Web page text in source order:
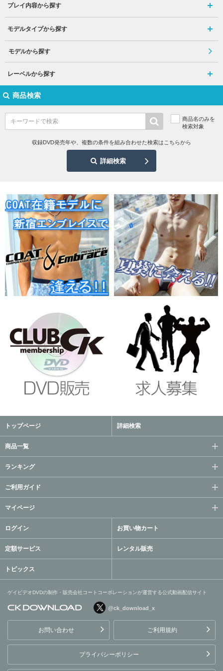
プレイ内容から探す
モデルタイプから探す
モデルから探す
レーベルから探す
商品検索
商品名のみを
検索対象
収録DVD発売年や、複数の条件を組み合わせた検索はこちらから
詳細検索
トップページ 詳細検索
商品一覧
ランキング
ご利用ガイド
マイページ
ログイン お買い物カート
定額サービス レンタル販売
トピックス
ゲイビデオDVDの制作・販売会社コートコーポレーションが運営する公式動画配信サイト
ョンが運営する公式動画配
信サイト
@ck_download_x
お問い合わせ ご利用規約
プライバシーポリシー